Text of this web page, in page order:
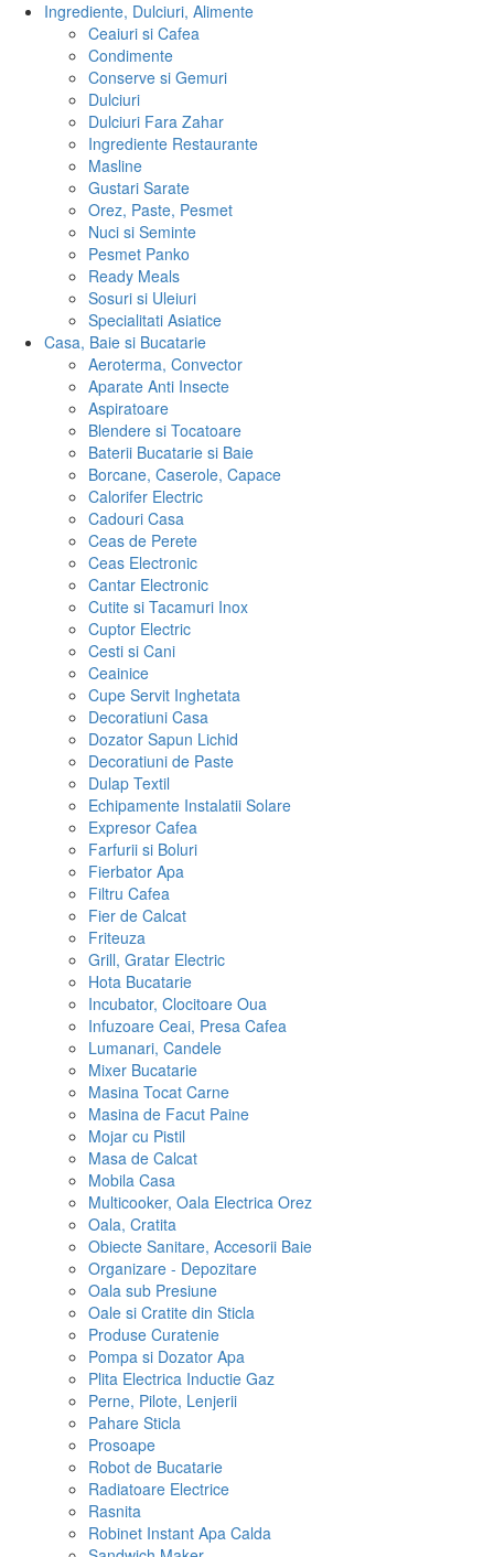
Ingrediente, Dulciuri, Alimente
Ceaiuri si Cafea
Condimente
Conserve si Gemuri
Dulciuri
Dulciuri Fara Zahar
Ingrediente Restaurante
Masline
Gustari Sarate
Orez, Paste, Pesmet
Nuci si Seminte
Pesmet Panko
Ready Meals
Sosuri si Uleiuri
Specialitati Asiatice
Casa, Baie si Bucatarie
Aeroterma, Convector
Aparate Anti Insecte
Aspiratoare
Blendere si Tocatoare
Baterii Bucatarie si Baie
Borcane, Caserole, Capace
Calorifer Electric
Cadouri Casa
Ceas de Perete
Ceas Electronic
Cantar Electronic
Cutite si Tacamuri Inox
Cuptor Electric
Cesti si Cani
Ceainice
Cupe Servit Inghetata
Decoratiuni Casa
Dozator Sapun Lichid
Decoratiuni de Paste
Dulap Textil
Echipamente Instalatii Solare
Expresor Cafea
Farfurii si Boluri
Fierbator Apa
Filtru Cafea
Fier de Calcat
Friteuza
Grill, Gratar Electric
Hota Bucatarie
Incubator, Clocitoare Oua
Infuzoare Ceai, Presa Cafea
Lumanari, Candele
Mixer Bucatarie
Masina Tocat Carne
Masina de Facut Paine
Mojar cu Pistil
Masa de Calcat
Mobila Casa
Multicooker, Oala Electrica Orez
Oala, Cratita
Obiecte Sanitare, Accesorii Baie
Organizare - Depozitare
Oala sub Presiune
Oale si Cratite din Sticla
Produse Curatenie
Pompa si Dozator Apa
Plita Electrica Inductie Gaz
Perne, Pilote, Lenjerii
Pahare Sticla
Prosoape
Robot de Bucatarie
Radiatoare Electrice
Rasnita
Robinet Instant Apa Calda